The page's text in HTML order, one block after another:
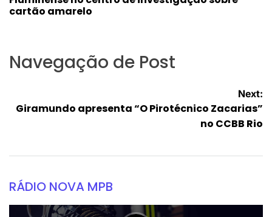
cartão amarelo
Navegação de Post
Next:
Giramundo apresenta “O Pirotécnico Zacarias”
no CCBB Rio
RÁDIO NOVA MPB